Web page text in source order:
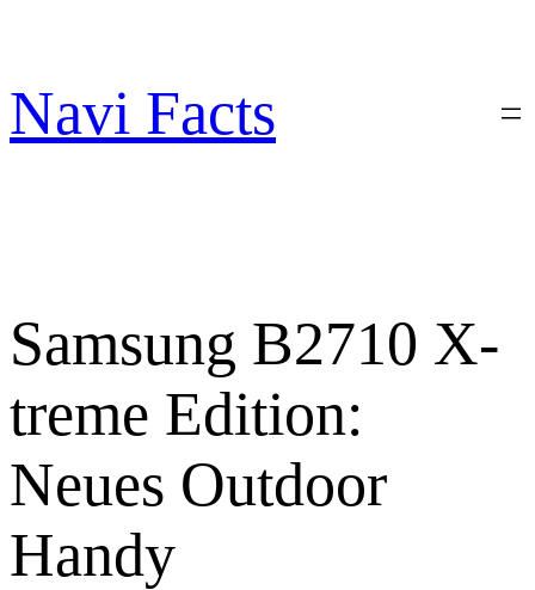
springen
Navi Facts
Samsung B2710 X-
treme Edition:
Neues Outdoor
Handy